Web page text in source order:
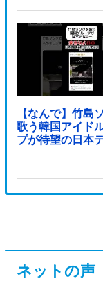
【なんで】竹島
歌う韓国アイド
プが待望の日本
ネットの声